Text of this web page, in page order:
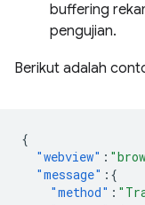
buffering
pengujian.
Berikut adalah
{
"webview" :
"message" :{
"method" :